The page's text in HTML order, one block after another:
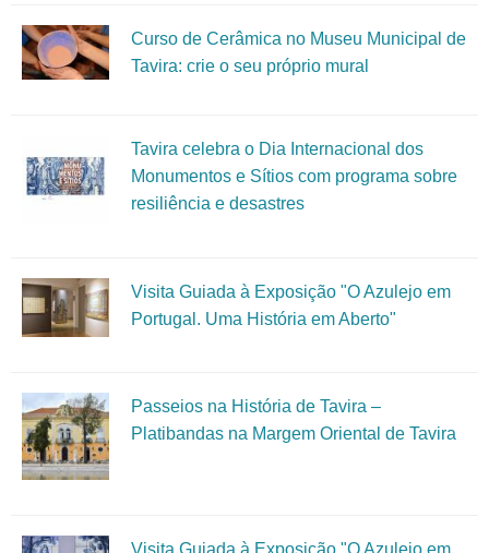
Curso de Cerâmica no Museu Municipal de
Tavira: crie o seu próprio mural
Tavira celebra o Dia Internacional dos
Monumentos e Sítios com programa sobre
resiliência e desastres
Visita Guiada à Exposição "O Azulejo em
Portugal. Uma História em Aberto"
Passeios na História de Tavira –
Platibandas na Margem Oriental de Tavira
Visita Guiada à Exposição "O Azulejo em